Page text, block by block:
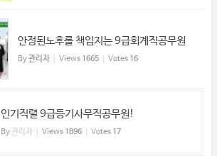
안정된노후를 책임지는 9급회계직공무원
By관리자 Views 1665 Votes 16
인기직렬 9급등기사무직공무원!
By관리자 Views 1896 Votes 17